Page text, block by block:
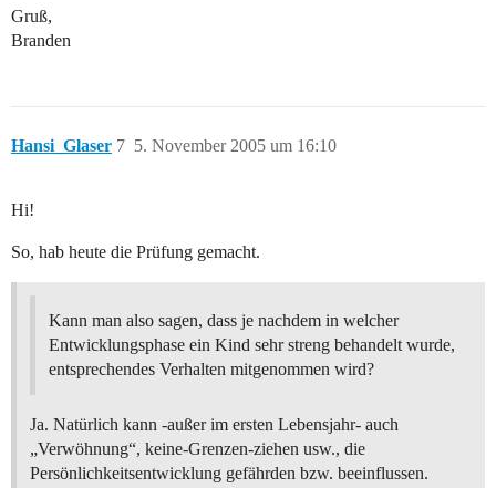
Gruß,
Branden
Hansi_Glaser 5. November 2005 um 16:10
7
Hi!
So, hab heute die Prüfung gemacht.
Kann man also sagen, dass je nachdem in welcher
Entwicklungsphase ein Kind sehr streng behandelt wurde,
entsprechendes Verhalten mitgenommen wird?
Ja. Natürlich kann -außer im ersten Lebensjahr- auch
„Verwöhnung“, keine-Grenzen-ziehen usw., die
Persönlichkeitsentwicklung gefährden bzw. beeinflussen.